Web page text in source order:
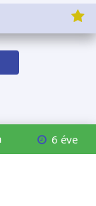
6 éve